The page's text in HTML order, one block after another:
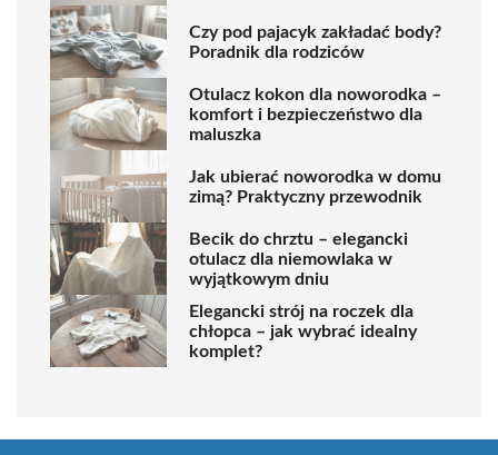
Czy pod pajacyk zakładać body?
Poradnik dla rodziców
Otulacz kokon dla noworodka –
komfort i bezpieczeństwo dla
maluszka
Jak ubierać noworodka w domu
zimą? Praktyczny przewodnik
Becik do chrztu – elegancki
otulacz dla niemowlaka w
wyjątkowym dniu
Elegancki strój na roczek dla
chłopca – jak wybrać idealny
komplet?